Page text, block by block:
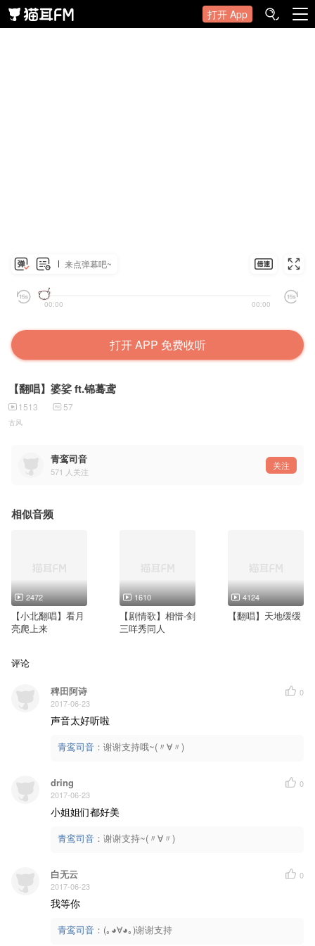
打开 App
来点弹幕吧~
00:00 00:00
打开 APP 免费收听
【翻唱】婆娑 ft.锦蓦鸢
1513 57
古风
青鸾司音
571 人关注
关注
相似音频
2472
【小北翻唱】看月
亮爬上来
1610
【剧情歌】相惜-剑
三咩秀同人
4124
【翻唱】天地缓缓
评论
稗田阿诗
2017-06-23
0
声音太好听啦
青鸾司音 ： 谢谢支持哦~(〃∀〃)
dring
2017-06-23
0
小姐姐们都好美
青鸾司音 ： 谢谢支持~(〃∀〃)
白无云
2017-06-23
0
我等你
青鸾司音 ： (｡◕∀◕｡)谢谢支持